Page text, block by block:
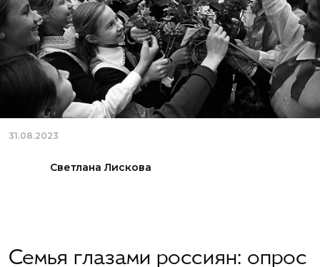
31.08.2023
Светлана Лискова
Семья глазами россиян: опрос